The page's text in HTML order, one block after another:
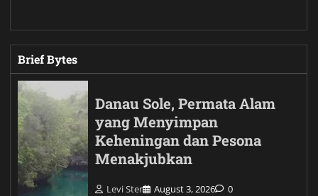
Brief Bytes
Danau Sole, Permata Alam
yang Menyimpan
Keheningan dan Pesona
Menakjubkan
Levi Ster August 3, 2026 0